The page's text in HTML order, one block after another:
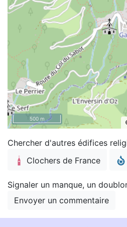
500 m
Chercher d'autres édifices
Clochers de France
Signaler un manque, un
Envoyer un commentaire